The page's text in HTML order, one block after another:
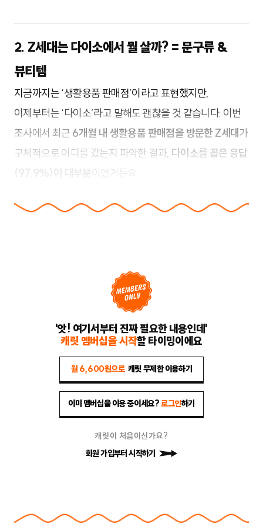
2. Z세대는 다이소에서 뭘 살까? = 문구류 &
뷰티템
지금까지는 ‘생활용품 판매점’이라고 표현했지만,
이제부터는 ‘다이소’라고 말해도 괜찮을 것 같습니다. 이번
조사에서 최근 6개월 내 생활용품 판매점을 방문한 Z세대가
구체적으로 어디를 갔는지 파악한 결과, 다이소를 꼽은 응답
(97.9%)이 대부분
이었거든요.
'앗! 여기서부터 진짜 필요한 내용인데'
캐릿 멤버십을 시작할 타이밍이에요
월 6,600원으로 캐릿 무제한 이용하기
이미 멤버십을 이용 중이세요?로그인하기
캐릿이 처음이신가요?
회원 가입부터 시작하기